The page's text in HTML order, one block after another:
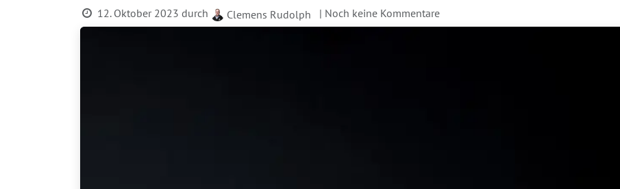
12. Oktober 2023 durch Clemens Rudolph | Noch keine Kommentare